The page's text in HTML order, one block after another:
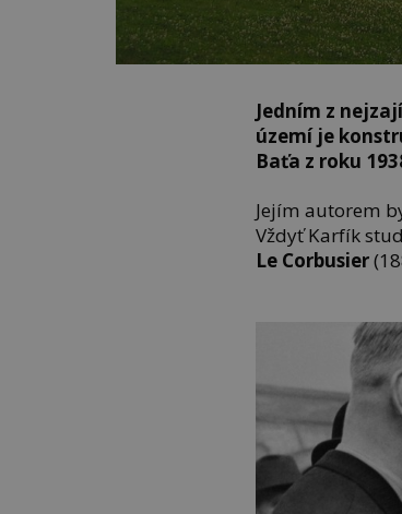
Jedním z
území je
Baťa z roku
Jejím autorem
Vždyť Karfík
Le Corbusier